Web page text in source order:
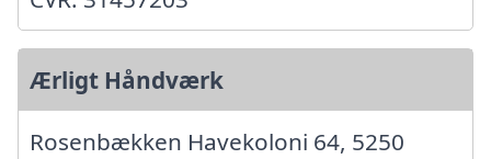
Ærligt Håndværk
Rosenbækken Havekoloni 64, 5250